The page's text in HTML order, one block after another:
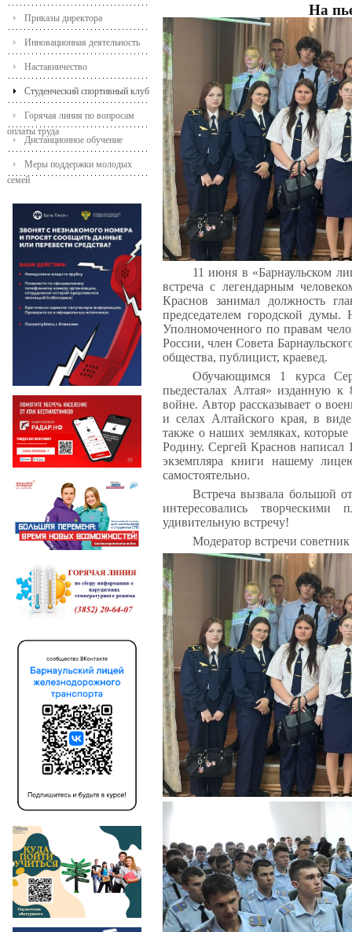
Приказы директора
Инновационная деятельность
Наставничество
Студенческий спортивный клуб
Горячая линия по вопросам
оплаты труда
Дистанционное обучение
Меры поддержки молодых
семей
На
11 июня в «Барнаульском
встреча с легендарным
Краснов занимал должность
председателем городской
Уполномоченного по правам
России, член Совета
общества, публицист, краевед.
Обучающимся 1 курса
пьедесталах Алтая» изданную
войне. Автор рассказывает о
и селах Алтайского края, в
также о наших земляках,
Родину. Сергей Краснов написал
экземпляра книги нашему
самостоятельно.
Встреча вызвала большой
интересовались
удивительную встречу!
Модератор встречи